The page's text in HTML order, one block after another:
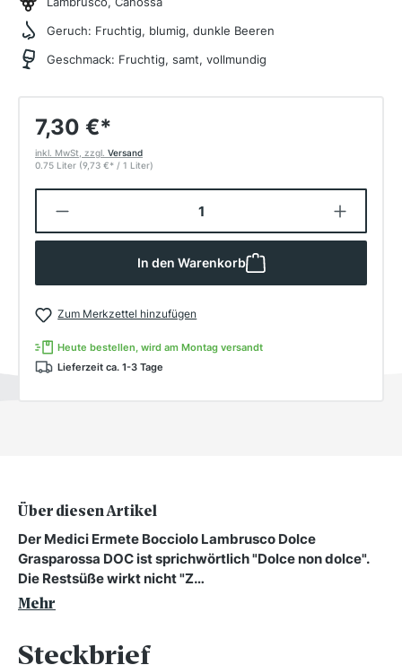
Geruch: Fruchtig, blumig, dunkle Beeren
Geschmack: Fruchtig, samt, vollmundig
7,30 €*
inkl. MwSt, zzgl. Versand
0.75 Liter (9,73 €* / 1 Liter)
Produkt Anzahl: Gib den
In den Warenkorb
Zum Merkzettel hinzufügen
Heute bestellen, wird am Montag versandt
Lieferzeit ca. 1-3 Tage
Über diesen Artikel
Der Medici Ermete Bocciolo Lambrusco Dolce
Grasparossa DOC ist sprichwörtlich "Dolce non dolce".
Die Restsüße wirkt nicht "Z…
Mehr
Steckbrief